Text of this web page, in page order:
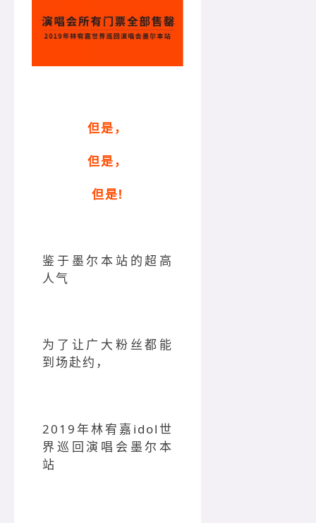
但是，
但是，
但是!
鉴于墨尔本站的超高
人气
为了让广大粉丝都能
到场赴约，
2019年林宥嘉idol世
界巡回演唱会墨尔本
站